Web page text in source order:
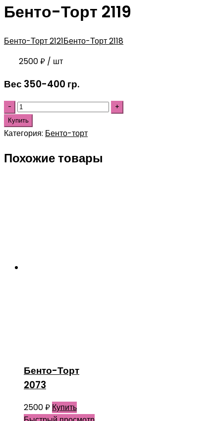
Бенто-Торт 2119
Бенто-Торт 2121Бенто-Торт 2118
2500₽ / шт
Вес 350-400 гр.
Купить
Категория: Бенто-торт
Похожие товары
Бенто-Торт
2073
2500₽ Купить